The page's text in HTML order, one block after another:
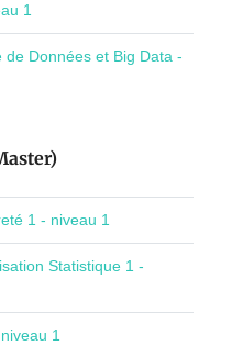
1
Données et Big Data -
1 - niveau 1
Statistique 1 -
1